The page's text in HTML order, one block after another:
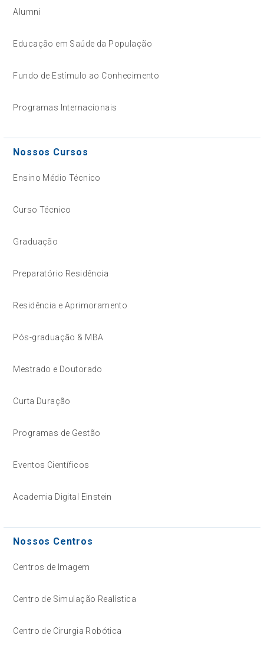
Alumni
Educação em Saúde da População
Fundo de Estímulo ao Conhecimento
Programas Internacionais
Nossos Cursos
Ensino Médio Técnico
Curso Técnico
Graduação
Preparatório Residência
Residência e Aprimoramento
Pós-graduação & MBA
Mestrado e Doutorado
Curta Duração
Programas de Gestão
Eventos Científicos
Academia Digital Einstein
Nossos Centros
Centros de Imagem
Centro de Simulação Realística
Centro de Cirurgia Robótica